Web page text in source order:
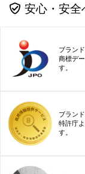
安心・安全
ブラン
商標デ
す。
ブラン
特許庁
す。